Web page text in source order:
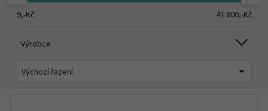
9,-Kč 41 800,-Kč
Výrobce